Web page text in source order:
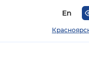
En